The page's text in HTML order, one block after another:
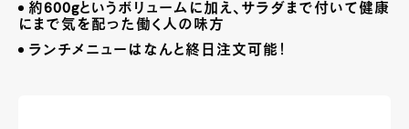
約600gというボリュームに加え、サラダまで付いて健康
にまで気を配った働く人の味方
ランチメニューはなんと終日注文可能！